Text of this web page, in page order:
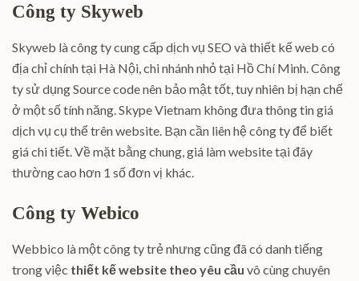
Công ty Skyweb
Skyweb là công ty cung cấp dịch vụ SEO và thiết kế web có
địa chỉ chính tại Hà Nội, chi nhánh nhỏ tại Hồ Chí Minh. Công
ty sử dụng Source code nên bảo mật tốt, tuy nhiên bị hạn chế
ở một số tính năng. Skype Vietnam không đưa thông tin giá
dịch vụ cụ thể trên website. Bạn cần liên hệ công ty để biết
giá chi tiết. Về mặt bằng chung, giá làm website tại đây
thường cao hơn 1 số đơn vị khác.
Công ty Webico
Webbico là một công ty trẻ nhưng cũng đã có danh tiếng
trong việc thiết kế website theo yêu cầu vô cùng chuyên